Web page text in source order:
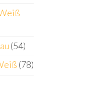
(54)
(78)